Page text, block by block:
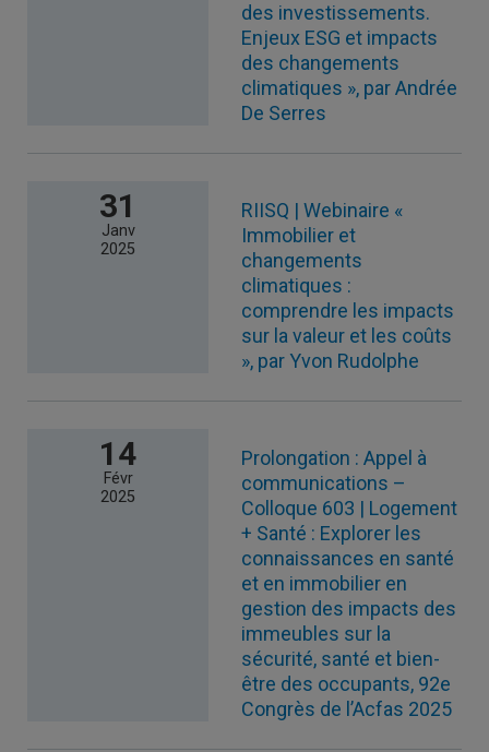
des investissements.
Enjeux ESG et impacts
des changements
climatiques », par Andrée
De Serres
31
Janv
2025
RIISQ | Webinaire «
Immobilier et
changements
climatiques :
comprendre les impacts
sur la valeur et les coûts
», par Yvon Rudolphe
14
Févr
2025
Prolongation : Appel à
communications –
Colloque 603 | Logement
+ Santé : Explorer les
connaissances en santé
et en immobilier en
gestion des impacts des
immeubles sur la
sécurité, santé et bien-
être des occupants, 92e
Congrès de l’Acfas 2025